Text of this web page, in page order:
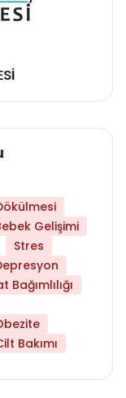
Gelişimi
Stres
Bağımlılığı
Bakımı